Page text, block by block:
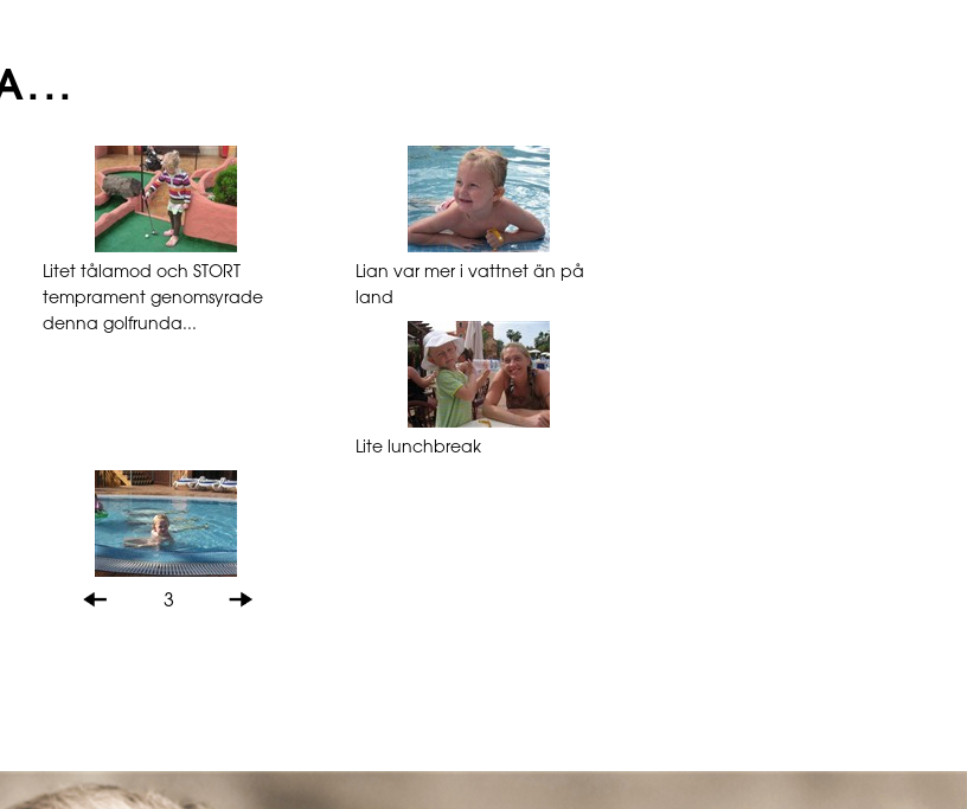
Litet tålamod och STORT
temprament genomsyrade
denna golfrunda...
Lian var mer i vattnet än på
land
Lite lunchbreak
3